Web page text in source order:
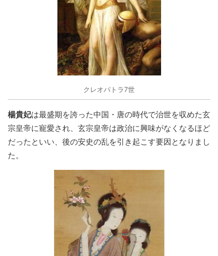
クレオパトラ7世
楊貴妃は最盛期を誇った中国・唐の時代で治世を収めた玄
宗皇帝に寵愛され、玄宗皇帝は政治に興味がなくなるほど
だったといい、後の安史の乱を引き起こす要因となりまし
た。